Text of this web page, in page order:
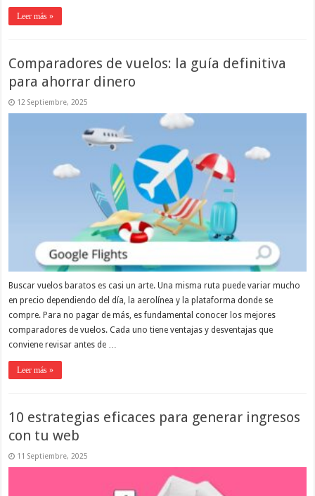
Leer más »
Comparadores de vuelos: la guía definitiva
para ahorrar dinero
12 Septiembre, 2025
Buscar vuelos baratos es casi un arte. Una misma ruta puede variar mucho
en precio dependiendo del día, la aerolínea y la plataforma donde se
compre. Para no pagar de más, es fundamental conocer los mejores
comparadores de vuelos. Cada uno tiene ventajas y desventajas que
conviene revisar antes de …
Leer más »
10 estrategias eficaces para generar ingresos
con tu web
11 Septiembre, 2025